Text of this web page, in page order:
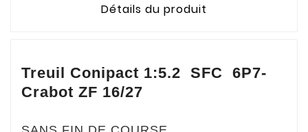
Détails du produit
Treuil Conipact 1:5.2 SFC 6P7-
Crabot ZF 16/27